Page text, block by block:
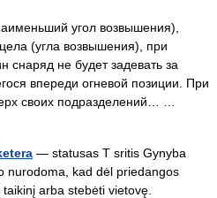
угол возвышения),
(угла возвышения), при
снаряд не будет задевать за
впереди огневой позиции. При
своих подразделений… …
— statusas T sritis Gynyba
nurodoma, kad dėl priedangos
arba stebėti vietovę.